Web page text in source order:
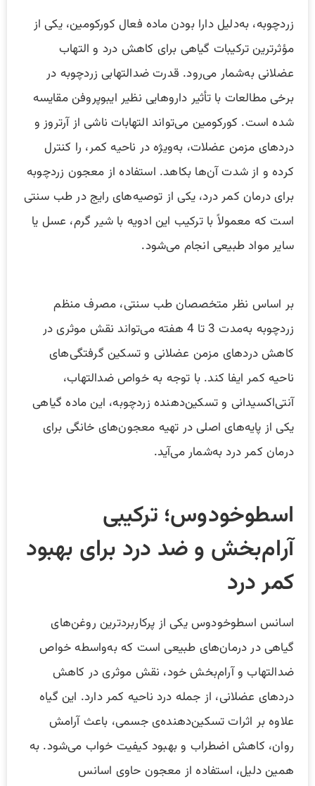
زردچوبه، به‌دلیل دارا بودن ماده فعال کورکومین، یکی از
مؤثرترین ترکیبات گیاهی برای کاهش درد و التهاب
عضلانی به‌شمار می‌رود. قدرت ضدالتهابی زردچوبه در
برخی مطالعات با تأثیر داروهایی نظیر ایبوپروفن مقایسه
شده است. کورکومین می‌تواند التهابات ناشی از آرتروز و
دردهای مزمن عضلات، به‌ویژه در ناحیه کمر، را کنترل
کرده و از شدت آن‌ها بکاهد. استفاده از معجون زردچوبه
برای درمان کمر درد، یکی از توصیه‌های رایج در طب سنتی
است که معمولاً با ترکیب این ادویه با شیر گرم، عسل یا
سایر مواد طبیعی انجام می‌شود.
بر اساس نظر متخصصان طب سنتی، مصرف منظم
زردچوبه به‌مدت 3 تا 4 هفته می‌تواند نقش موثری در
کاهش درد‌های مزمن عضلانی و تسکین گرفتگی‌های
ناحیه کمر ایفا کند. با توجه به خواص ضدالتهاب،
آنتی‌اکسیدانی و تسکین‌دهنده زردچوبه، این ماده گیاهی
یکی از پایه‌های اصلی در تهیه معجون‌های خانگی برای
درمان کمر درد به‌شمار می‌آید.
اسطوخودوس؛ ترکیبی
آرام‌بخش و ضد درد برای بهبود
کمر درد
اسانس اسطوخودوس یکی از پرکاربردترین روغن‌های
گیاهی در درمان‌های طبیعی است که به‌واسطه خواص
ضدالتهاب و آرام‌بخش خود، نقش موثری در کاهش
درد‌های عضلانی، از جمله درد ناحیه کمر دارد. این گیاه
علاوه بر اثرات تسکین‌دهنده‌ی جسمی، باعث آرامش
روان، کاهش اضطراب و بهبود کیفیت خواب می‌شود. به
همین دلیل، استفاده از معجون حاوی اسانس